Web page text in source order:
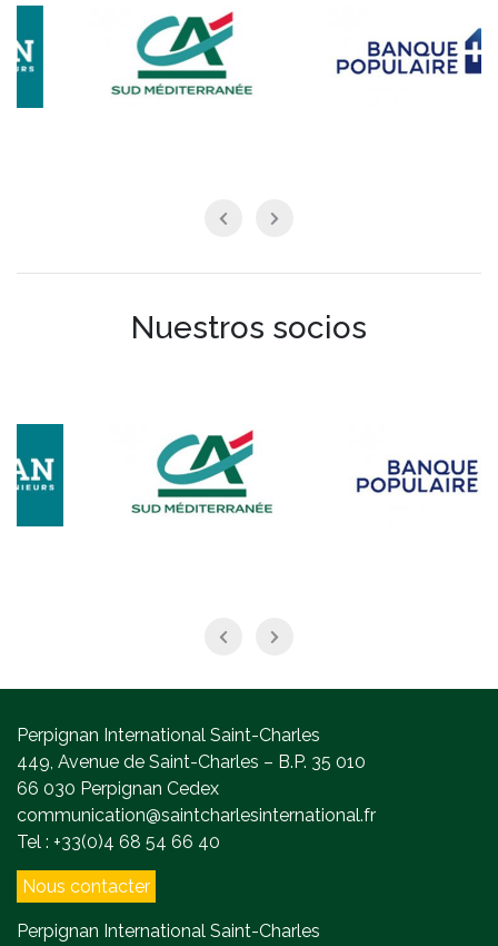
Nuestros socios
Perpignan International Saint-Charles
449, Avenue de Saint-Charles – B.P. 35 010
66 030 Perpignan Cedex
communication@saintcharlesinternational.fr
Tel : +33(0)4 68 54 66 40
Nous contacter
Perpignan International Saint-Charles